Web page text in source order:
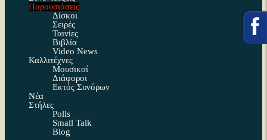
Παρουσιάσεις
Δίσκοι
Σειρές
Ταινίες
Βιβλία
Video News
Καλλιτέχνες
Μουσικοί
Διάφοροι
Εκτός Συνόρων
Νέα
Στήλες
Polls
Small Talk
Blog